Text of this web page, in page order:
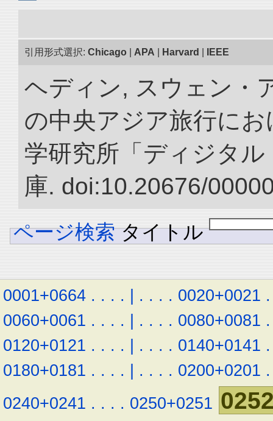
引用形式選択: Chicago APA Harvard IEEE
ヘディン, スウェン・
の中央アジア旅行にお
学研究所「ディジタ
庫. doi:10.20676/
ページ検索 タイトル
0001+0664 . . . . | . . . . 0020+0021 .
0060+0061 . . . . | . . . . 0080+0081 .
0120+0121 . . . . | . . . . 0140+0141 .
0180+0181 . . . . | . . . . 0200+0201 .
0240+0241 . . . . 0250+0251